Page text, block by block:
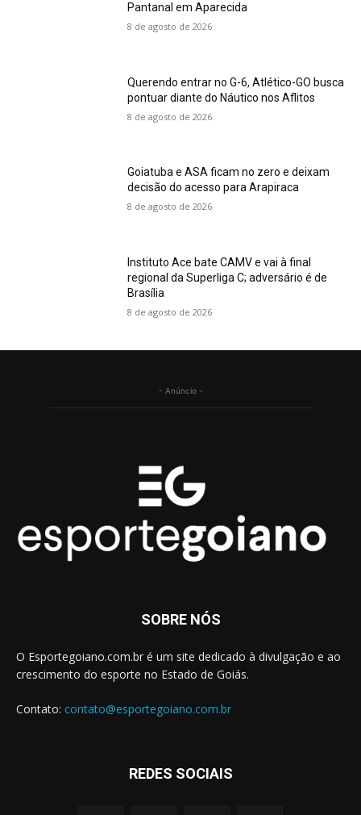
Pantanal em Aparecida
8 de agosto de 2026
Querendo entrar no G-6, Atlético-GO busca
pontuar diante do Náutico nos Aflitos
8 de agosto de 2026
Goiatuba e ASA ficam no zero e deixam
decisão do acesso para Arapiraca
8 de agosto de 2026
Instituto Ace bate CAMV e vai à final
regional da Superliga C; adversário é de
Brasília
8 de agosto de 2026
- Anúncio -
SOBRE NÓS
O Esportegoiano.com.br é um site dedicado à divulgação e ao
crescimento do esporte no Estado de Goiás.
Contato: contato@esportegoiano.com.br
REDES SOCIAIS